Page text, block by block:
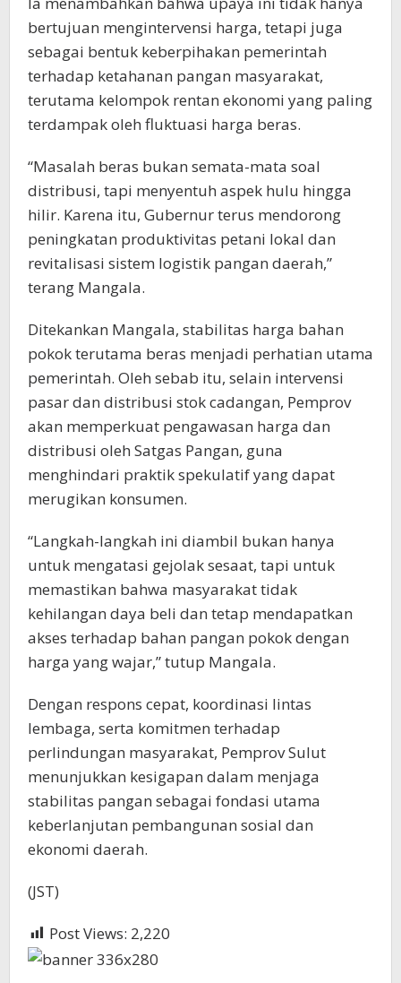
bertujuan mengintervensi harga, tetapi juga
sebagai bentuk keberpihakan pemerintah
terhadap ketahanan pangan masyarakat,
terutama kelompok rentan ekonomi yang paling
terdampak oleh fluktuasi harga beras.
“Masalah beras bukan semata-mata soal
distribusi, tapi menyentuh aspek hulu hingga
hilir. Karena itu, Gubernur terus mendorong
peningkatan produktivitas petani lokal dan
revitalisasi sistem logistik pangan daerah,”
terang Mangala.
Ditekankan Mangala, stabilitas harga bahan
pokok terutama beras menjadi perhatian utama
pemerintah. Oleh sebab itu, selain intervensi
pasar dan distribusi stok cadangan, Pemprov
akan memperkuat pengawasan harga dan
distribusi oleh Satgas Pangan, guna
menghindari praktik spekulatif yang dapat
merugikan konsumen.
“Langkah-langkah ini diambil bukan hanya
untuk mengatasi gejolak sesaat, tapi untuk
memastikan bahwa masyarakat tidak
kehilangan daya beli dan tetap mendapatkan
akses terhadap bahan pangan pokok dengan
harga yang wajar,” tutup Mangala.
Dengan respons cepat, koordinasi lintas
lembaga, serta komitmen terhadap
perlindungan masyarakat, Pemprov Sulut
menunjukkan kesigapan dalam menjaga
stabilitas pangan sebagai fondasi utama
keberlanjutan pembangunan sosial dan
ekonomi daerah.
(JST)
Post Views: 2,220